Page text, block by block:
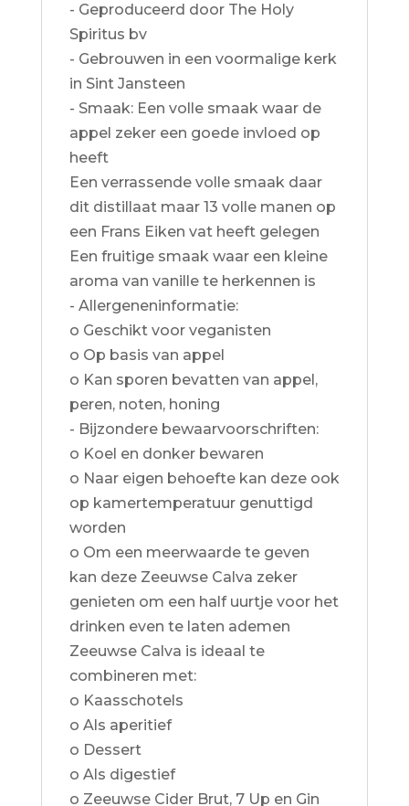
- Geproduceerd door The Holy
Spiritus bv
- Gebrouwen in een voormalige kerk
in Sint Jansteen
- Smaak: Een volle smaak waar de
appel zeker een goede invloed op
heeft
Een verrassende volle smaak daar
dit distillaat maar 13 volle manen op
een Frans Eiken vat heeft gelegen
Een fruitige smaak waar een kleine
aroma van vanille te herkennen is
- Allergeneninformatie:
o Geschikt voor veganisten
o Op basis van appel
o Kan sporen bevatten van appel,
peren, noten, honing
- Bijzondere bewaarvoorschriften:
o Koel en donker bewaren
o Naar eigen behoefte kan deze ook
op kamertemperatuur genuttigd
worden
o Om een meerwaarde te geven
kan deze Zeeuwse Calva zeker
genieten om een half uurtje voor het
drinken even te laten ademen
Zeeuwse Calva is ideaal te
combineren met:
o Kaasschotels
o Als aperitief
o Dessert
o Als digestief
o Zeeuwse Cider Brut, 7 Up en Gin